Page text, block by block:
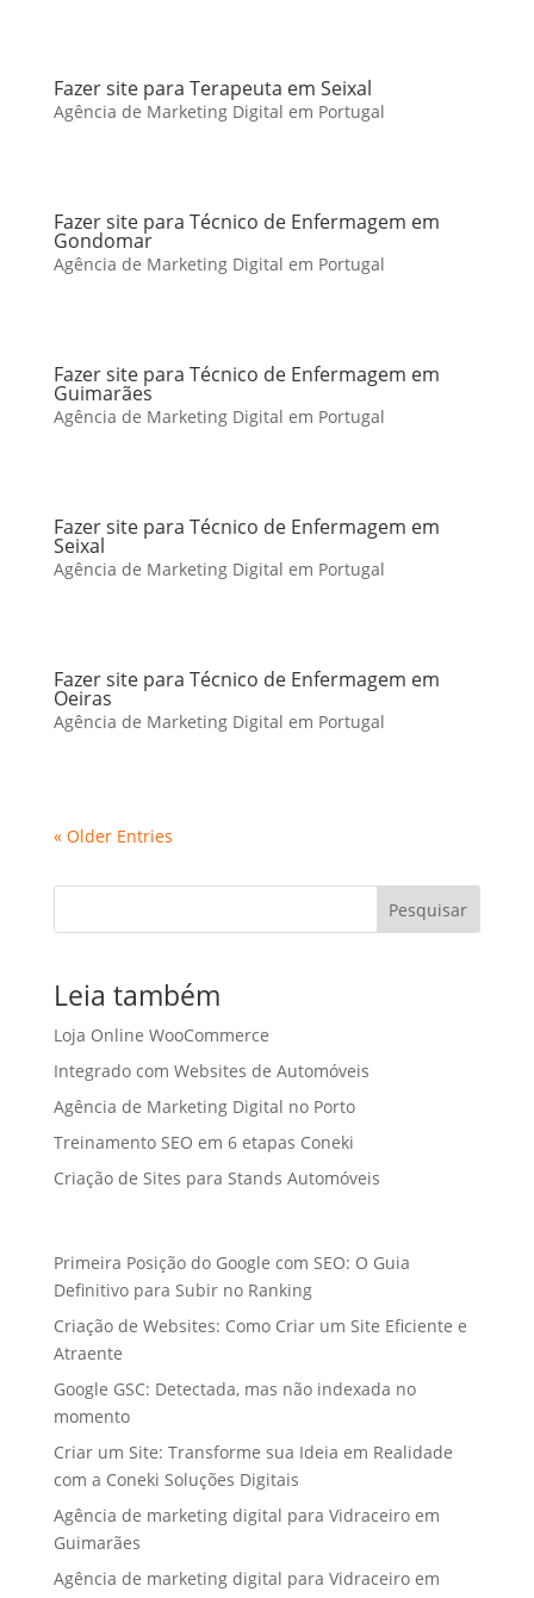
Fazer site para Terapeuta em Seixal
Agência de Marketing Digital em Portugal
Fazer site para Técnico de Enfermagem em
Gondomar
Agência de Marketing Digital em Portugal
Fazer site para Técnico de Enfermagem em
Guimarães
Agência de Marketing Digital em Portugal
Fazer site para Técnico de Enfermagem em
Seixal
Agência de Marketing Digital em Portugal
Fazer site para Técnico de Enfermagem em
Oeiras
Agência de Marketing Digital em Portugal
« Older Entries
Pesquisar
Leia também
Loja Online WooCommerce
Integrado com Websites de Automóveis
Agência de Marketing Digital no Porto
Treinamento SEO em 6 etapas Coneki
Criação de Sites para Stands Automóveis
Primeira Posição do Google com SEO: O Guia
Definitivo para Subir no Ranking
Criação de Websites: Como Criar um Site Eficiente e
Atraente
Google GSC: Detectada, mas não indexada no
momento
Criar um Site: Transforme sua Ideia em Realidade
com a Coneki Soluções Digitais
Agência de marketing digital para Vidraceiro em
Guimarães
Agência de marketing digital para Vidraceiro em